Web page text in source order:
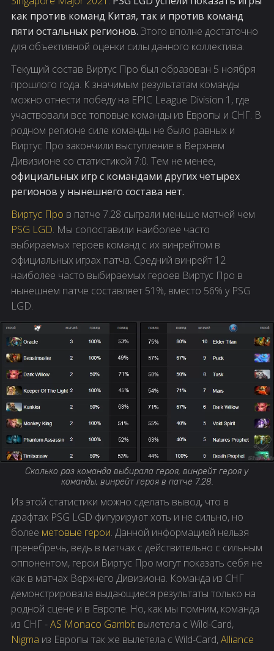
как против команд Китая, так и против команд
пяти остальных регионов. Этого вполне достаточно
для объективной оценки силы данного коллектива.
Текущий состав Виртус Про был образован 5 ноября
прошлого года. К значимым результатам команды
можно отнести победу на EPIC League Division 1, где
участвовали все топовые команды из Европы и СНГ. В
родном регионе силе команды не было равных и
Виртус Про закончили выступление в Верхнем
Дивизионе со статистикой 7:0. Тем не менее,
официальных игр с командами других четырех
регионов у нынешнего состава нет.
Виртус Про в патче 7.28 сыграли меньше матчей чем
PSG LGD. Мы сопоставили наиболее часто
выбираемых героев команд с их винрейтом в
официальных играх патча. Средний винрейт 12
наиболее часто выбираемых героев Виртус Про в
нынешнем патче составляет 51%, вместо 56% у PSG
LGD.
Сколько раз команда выбирала героя, винрейт героя у
команды, винрейт героя в патче 7.28.
Из этой статистики можно сделать вывод, что в
драфтах PSG LGD фигурируют хоть и не сильно, но
более метовые герои. Данной информацией нельзя
пренебречь, ведь в матчах с действительно с сильным
оппонентом, герои Виртус Про могут показать себя не
как в матчах Верхнего Дивизиона. Команда из СНГ
демонстрировала выдающиеся результаты только на
родной сцене и в Европе. Но, как мы помним, команда
из СНГ -AS Monaco Gambit вылетела с Wild-Card,
Nigma из Европы так же вылетела с Wild-Card,Alliance